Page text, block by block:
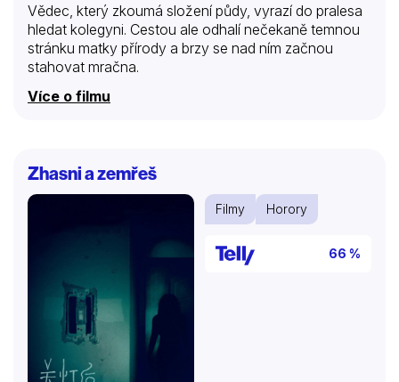
Vědec, který zkoumá složení půdy, vyrazí do pralesa
hledat kolegyni. Cestou ale odhalí nečekaně temnou
stránku matky přírody a brzy se nad ním začnou
stahovat mračna.
Více o filmu
Zhasni a zemřeš
Filmy Horory
66 %